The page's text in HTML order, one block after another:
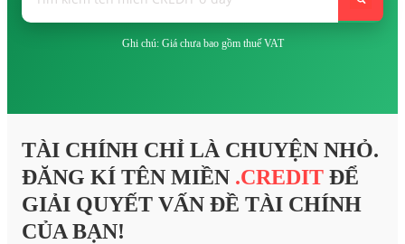
Ghi chú: Giá chưa bao gồm thuế VAT
TÀI CHÍNH CHỈ LÀ CHUYỆN NHỎ.
ĐĂNG KÍ TÊN MIỀN .CREDIT ĐỂ
GIẢI QUYẾT VẤN ĐỀ TÀI CHÍNH
CỦA BẠN!